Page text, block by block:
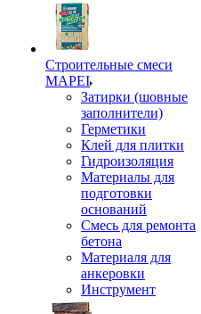
Строительные смеси
MAPEI
Затирки (шовные
заполнители)
Герметики
Клей для плитки
Гидроизоляция
Материалы для
подготовки
оснований
Смесь для ремонта
бетона
Материаля для
анкеровки
Инструмент